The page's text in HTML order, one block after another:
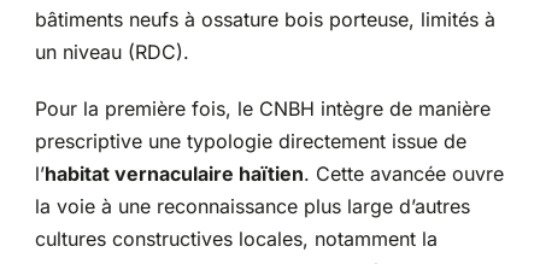
bâtiments neufs à ossature bois porteuse, limités à
un niveau (RDC).
Pour la première fois, le CNBH intègre de manière
prescriptive une typologie directement issue de
l’habitat vernaculaire haïtien. Cette avancée ouvre
la voie à une reconnaissance plus large d’autres
cultures constructives locales, notamment la